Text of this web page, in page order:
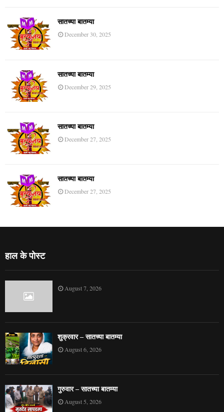
सातच्या बातम्या
December 30, 2025
सातच्या बातम्या
December 29, 2025
सातच्या बातम्या
December 27, 2025
सातच्या बातम्या
December 27, 2025
हाल के पोस्ट
August 7, 2026
शुक्रवार – सातच्या बातम्या
August 6, 2026
गुरुवार – सातच्या बातम्या
August 5, 2026